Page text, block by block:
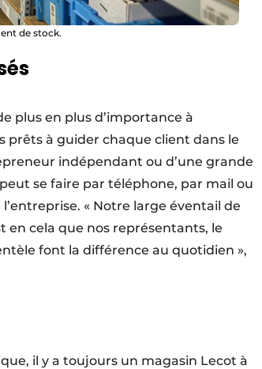
de stock.
plus en plus d’importance à
prêts à guider chaque client dans le
indépendant ou d’une grande
se faire par téléphone, par mail ou
« Notre large éventail de
en cela que nos représentants, le
font la différence au quotidien »,
il y a toujours un magasin Lecot à